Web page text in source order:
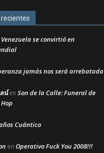
Venezuela se convirtió en
jamás nos será arrebatada
น์en Son de la Calle: Funeral de
Cuántico
en Operativo Fuck You 2008!!!